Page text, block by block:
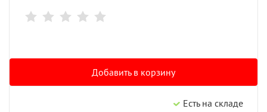
Добавить в корзину
Есть на складе